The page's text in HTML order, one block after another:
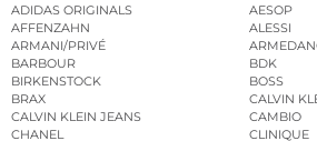
ADIDAS ORIGINALS
AESOP
AFFENZAHN
ALESSI
ARMANI/PRIVÉ
BARBOUR
BDK
BIRKENSTOCK
BOSS
BRAX
CALVIN
CALVIN KLEIN JEANS
CAMBIO
CHANEL
CLINIQUE